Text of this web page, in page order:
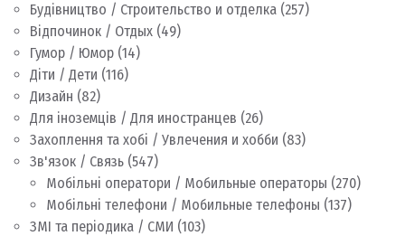
Будівництво / Строительство и отделка (257)
Відпочинок / Отдых (49)
Гумор / Юмор (14)
Діти / Дети (116)
Дизайн (82)
Для іноземців / Для иностранцев (26)
Захоплення та хобі / Увлечения и хобби (83)
Зв'язок / Связь (547)
Мобільні оператори / Мобильные операторы (270)
Мобільні телефони / Мобильные телефоны (137)
ЗМІ та періодика / СМИ (103)